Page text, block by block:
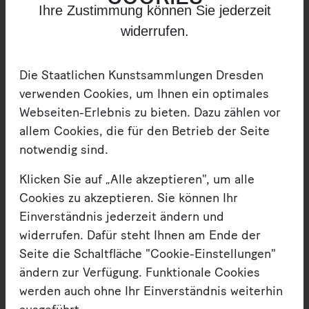
Ihre Zustimmung können Sie jederzeit
widerrufen.
Die Staatlichen Kunstsammlungen Dresden
verwenden Cookies, um Ihnen ein optimales
Webseiten-Erlebnis zu bieten. Dazu zählen vor
allem Cookies, die für den Betrieb der Seite
notwendig sind.
Klicken Sie auf „Alle akzeptieren", um alle
Cookies zu akzeptieren. Sie können Ihr
Einverständnis jederzeit ändern und
widerrufen. Dafür steht Ihnen am Ende der
Seite die Schaltfläche "Cookie-Einstellungen"
ändern zur Verfügung. Funktionale Cookies
werden auch ohne Ihr Einverständnis weiterhin
koexistieren können. Hier werden ökologische
Kreisläufe sichtbar und natürliche Prozesse können
befinden wir uns damit allerdings im Spannungsfeld
zwischen der Vermittlung zukunftsorientierter
Themen und dem Erhalt wertvoller Kunst im Sinne
der Schädlingsprävention. Wie lässt sich diese
Balance bewahren?